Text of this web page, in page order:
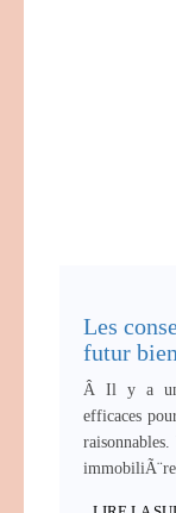
Les
futur
Â Il y a
efficaces